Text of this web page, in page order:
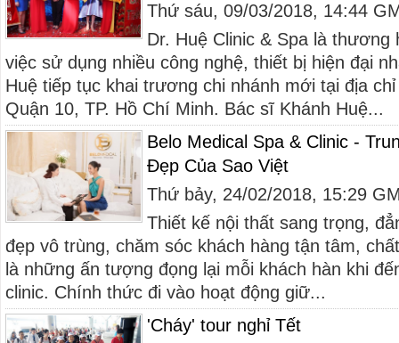
Thứ sáu, 09/03/2018, 14:44
Dr. Huệ Clinic & Spa là thương
việc sử dụng nhiều công nghệ, thiết bị hiện đại
Huệ tiếp tục khai trương chi nhánh mới tại địa
Quận 10, TP. Hồ Chí Minh. Bác sĩ Khánh Huệ...
Belo Medical Spa & Clinic -
Đẹp Của Sao Việt
Thứ bảy, 24/02/2018, 15:29
Thiết kế nội thất sang trọng,
đẹp vô trùng, chăm sóc khách hàng tận tâm,
là những ấn tượng đọng lại mỗi khách hàn khi
clinic. Chính thức đi vào hoạt động giữ...
'Cháy' tour nghỉ Tết